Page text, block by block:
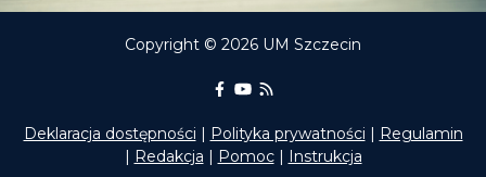
Copyright © 2026 UM Szczecin
Portal Edukacyjny na Facebooku
kanał Youtube Portalu
Deklaracja dostępności | Polityka prywatności | Regulamin
| Redakcja | Pomoc| Instrukcja